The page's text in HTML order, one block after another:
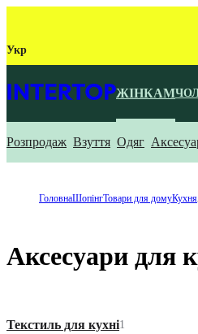
Укр
ЖІНКАМ
Розпродаж Взуття Одяг
ГоловнаШопінгТовари для домуКухня
Аксесуари для
Текстиль для кухні1